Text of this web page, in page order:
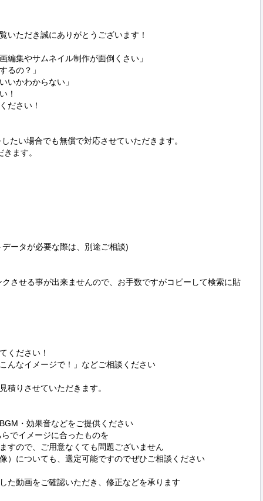
いただき誠にありがとうございます！
編集やサムネイル制作が面倒くさい」
るの？」
いかわからない」
！
ださい！
たい場合でも無償で対応させていただきます。
ます。
ータが必要な際は、別途ご相談)
させる事が出来ませんので、お手数ですがコピーして検索に貼
ださい！
なイメージで！」などご相談ください
りさせていただきます。
・効果音などをご提供ください
でイメージに合ったものを
ので、ご用意なくても問題ございません
についても、選定可能ですのでぜひご相談ください
動画をご確認いただき、修正などを承ります